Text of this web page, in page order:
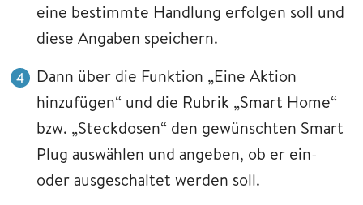
eine bestimmte Handlung erfolgen soll und
diese Angaben speichern.
Dann über die Funktion „Eine Aktion
hinzufügen“ und die Rubrik „Smart Home“
bzw. „Steckdosen“ den gewünschten Smart
Plug auswählen und angeben, ob er ein-
oder ausgeschaltet werden soll.